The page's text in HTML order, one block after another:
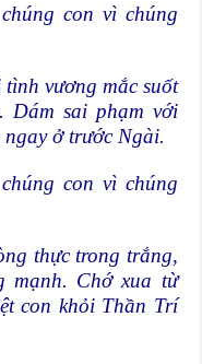
con vì chúng
vương mắc suốt
Dám sai phạm với
ở trước Ngài.
con vì chúng
thực trong trắng,
mạnh. Chớ xua từ
con khỏi Thần Trí